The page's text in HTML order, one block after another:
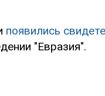
появились
"Евразия".